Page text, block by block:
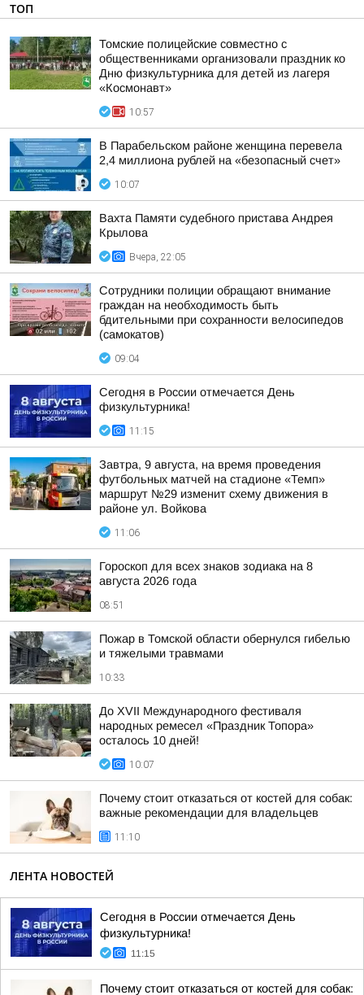
ТОП
Томские полицейские совместно с
общественниками организовали праздник ко
Дню физкультурника для детей из лагеря
«Космонавт»
10:57
В Парабельском районе женщина перевела
2,4 миллиона рублей на «безопасный счет»
10:07
Вахта Памяти судебного пристава Андрея
Крылова
Вчера, 22:05
Сотрудники полиции обращают внимание
граждан на необходимость быть
бдительными при сохранности велосипедов
(самокатов)
09:04
Сегодня в России отмечается День
физкультурника!
11:15
Завтра, 9 августа, на время проведения
футбольных матчей на стадионе «Темп»
маршрут №29 изменит схему движения в
районе ул. Войкова
11:06
Гороскоп для всех знаков зодиака на 8
августа 2026 года
08:51
Пожар в Томской области обернулся гибелью
и тяжелыми травмами
10:33
До XVII Международного фестиваля
народных ремесел «Праздник Топора»
осталось 10 дней!
10:07
Почему стоит отказаться от костей для собак:
важные рекомендации для владельцев
11:10
ЛЕНТА НОВОСТЕЙ
Сегодня в России отмечается День
физкультурника!
11:15
Почему стоит отказаться от костей для собак: